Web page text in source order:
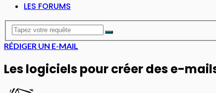
LES FORUMS
RÉDIGER UN E-MAIL
Les logiciels pour créer des e-